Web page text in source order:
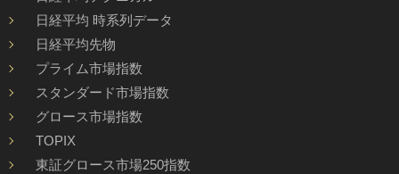
日経平均 時系列データ
日経平均先物
プライム市場指数
スタンダード市場指数
グロース市場指数
TOPIX
東証グロース市場250指数